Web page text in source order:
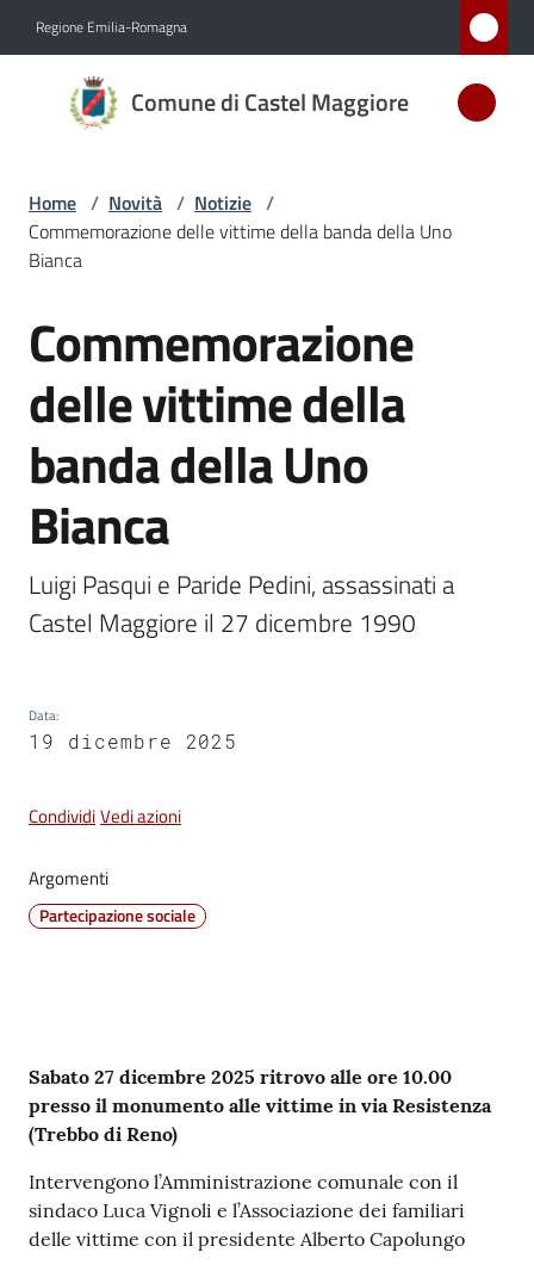
Regione Emilia-Romagna
Comune di Castel Maggiore
Comune
di Castel
D'ARGENTO
AL MERITO
Amministrazione
Menu selezionato
Servizi
Castel
Maggiore
Trasparente
Albo
pretorio
Seguici
su
Home / Novità / Notizie /
Commemorazione delle vittime della banda della Uno
Bianca
Salta al contenuto
Commemorazione
delle vittime della
banda della Uno
Bianca
Luigi Pasqui e Paride Pedini, assassinati a
Castel Maggiore il 27 dicembre 1990
Data:
19 dicembre 2025
CondividiVedi azioni
Argomenti
Partecipazione sociale
Contenuto
Sabato 27 dicembre 2025 ritrovo alle ore 10.00
presso il monumento alle vittime in via Resistenza
(Trebbo di Reno)
Intervengono l’Amministrazione comunale con il
sindaco Luca Vignoli e l’Associazione dei familiari
delle vittime con il presidente Alberto Capolungo